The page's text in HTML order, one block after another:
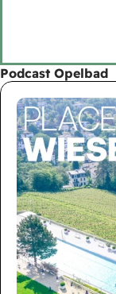
Podcast Opelbad